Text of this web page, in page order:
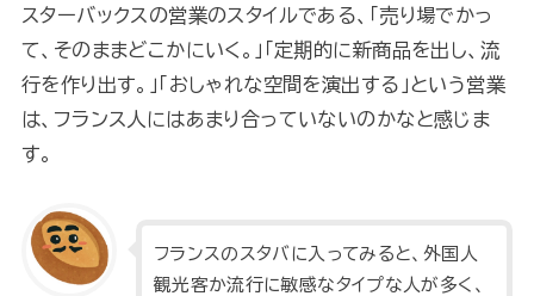
スターバックスの営業のスタイルである、「売り場でかっ
て、そのままどこかにいく。」「定期的に新商品を出し、流
行を作り出す。」「おしゃれな空間を演出する」という営業
は、フランス人にはあまり合っていないのかなと感じま
す。
フランスのスタバに入ってみると、外国人
観光客か流行に敏感なタイプな人が多く、